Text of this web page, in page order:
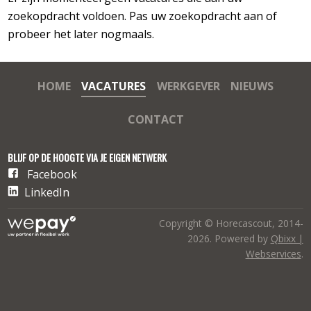
zoekopdracht voldoen. Pas uw zoekopdracht aan of
probeer het later nogmaals.
HOME VACATURES WERKGEVER NIEUWS
CONTACT
BLIJF OP DE HOOGTE VIA JE EIGEN NETWERK
Facebook
LinkedIn
Copyright © Horecascout, 2014-
2026. Powered by Qbixx |
Webservices.